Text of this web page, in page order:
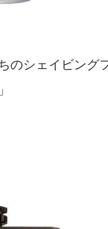
のシェイビン